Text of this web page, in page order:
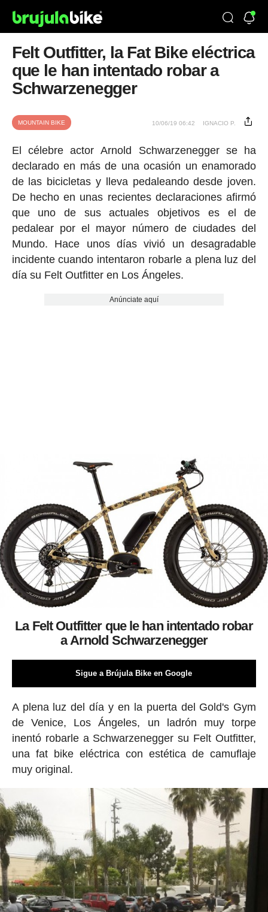
Felt Outfitter, la Fat Bike eléctrica
que le han intentado robar a
Schwarzenegger
MOUNTAIN BIKE 10/06/19 06:42 IGNACIO P.
El célebre actor Arnold Schwarzenegger se ha
declarado en más de una ocasión un enamorado
de las bicicletas y lleva pedaleando desde joven.
De hecho en unas recientes declaraciones afirmó
que uno de sus actuales objetivos es el de
pedalear por el mayor número de ciudades del
Mundo. Hace unos días vivió un desagradable
incidente cuando intentaron robarle a plena luz del
día su Felt Outfitter en Los Ángeles.
Anúnciate aquí
La Felt Outfitter que le han intentado robar
a Arnold Schwarzenegger
Sigue a Brújula Bike en Google
A plena luz del día y en la puerta del Gold's Gym
de Venice, Los Ángeles, un ladrón muy torpe
inentó robarle a Schwarzenegger su Felt Outfitter,
una fat bike eléctrica con estética de camuflaje
muy original.